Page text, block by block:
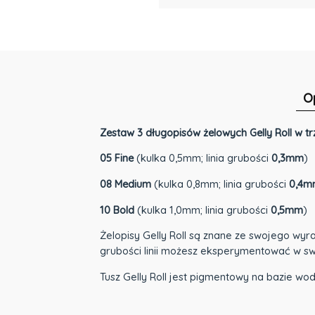
Zestaw 3 długopisów żelowych Gelly Roll w
05 Fine(kulka 0,5mm; linia grubości 0,3mm)
08 Medium (kulka 0,8mm; linia grubości
10 Bold (kulka 1,0mm; linia grubości 0,5mm)
Żelopisy Gelly Roll są znane ze swojego
grubości linii możesz eksperymentować w
Tusz Gelly Roll jest pigmentowy na bazie